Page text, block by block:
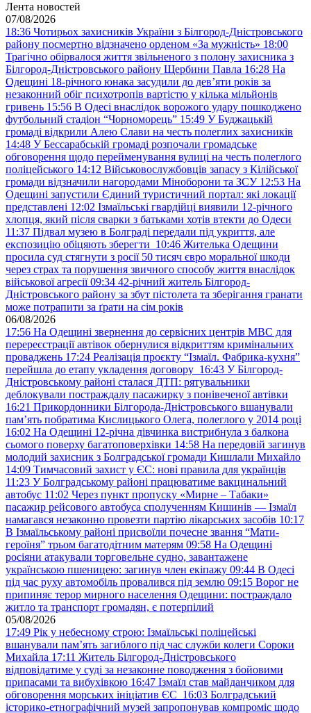
Лента новостей
07/08/2026
18:36 Чотирьох захисників України з Білгород-Дністровського
району посмертно відзначено орденом «За мужність» 18:00
Трагічно обірвалося життя звільненого з полону захисника з
Білгород-Дністровського району Щербини Павла 16:28 На
Одещині 18-річного юнака засудили до дев’яти років за
незаконний обіг психотропів вартістю у кілька мільйонів
гривень 15:56 В Одесі внаслідок ворожого удару пошкоджено
футбольний стадіон “Чорноморець” 15:49 У Буджацькій
громаді відкрили Алею Слави на честь полеглих захисників
14:48 У Бессарабській громаді розпочали громадське
обговорення щодо перейменування вулиці на честь полеглого
поліцейського 14:12 Військовослужбовців запасу з Кілійської
громади відзначили нагородами Міноборони та ЗСУ 12:53 На
Одещині запустили Єдиний туристичний портал: які локації
представлені 12:02 Ізмаїльські гвардійці виявили 12-річного
хлопця, який після сварки з батьками хотів втекти до Одеси
11:37 Підвал музею в Болграді передали під укриття, але
експозицію обіцяють зберегти 10:46 Жителька Одещини
просила суд стягнути з росії 50 тисяч євро моральної шкоди
через страх та порушення звичного способу життя внаслідок
військової агресії 09:34 42-річний житель Білгород-
Дністровського району за збут пістолета та зберігання гранати
може потрапити за ґрати на сім років
06/08/2026
17:56 На Одещині звернення до сервісних центрів МВС для
перереєстрації автівок обернулися відкриттям кримінальних
проваджень 17:24 Реалізація проєкту “Ізмаїл. Фабрика-кухня”
перейшла до етапу укладення договору 16:43 У Білгород-
Дністровському районі сталася ДТП: рятувальники
деблокували постраждалу пасажирку з понівеченої автівки
16:21 Прикордонники Білгорода-Дністровського вшанували
пам’ять побратима Кислицького Олега, полеглого у 2014 році
16:02 На Одещині 12-річна дівчинка вистрибнула з балкона
сьомого поверху багатоповерхівки 14:58 На передовій загинув
молодий захисник з Болградської громади Кишлали Михайло
14:09 Тимчасовий захист у ЄС: нові правила для українців
11:23 У Болградському районі працюватиме вакцинальний
автобус 11:02 Через пункт пропуску «Мирне – Табаки»
пасажир рейсового автобуса сполученням Кишинів — Ізмаїл
намагався незаконно провезти партію лікарських засобів 10:17
В Ізмаїльському районі присвоїли почесне звання “Мати-
героїня” трьом багатодітним матерям 09:58 На Одещині
росіяни атакували торговельне судно, завантажене
українською пшеницею: загинув член екіпажу 09:44 В Одесі
під час руху автомобіль провалився під землю 09:15 Ворог не
припиняє терор мирного населення Одещини: постраждало
житло та транспорт громадян, є потерпілий
05/08/2026
17:49 Рік у небесному строю: Ізмаїльські поліцейські
вшанували пам’ять загиблого під час служби колеги Сороки
Михайла 17:11 Житель Білгород-Дністровського
відповідатиме у суді за незаконне поводження з бойовими
припасами та вибухівкою 16:47 Ізмаїл став майданчиком для
обговорення морських ініціатив ЄС 16:03 Болградський
історико-етнографічний музей запропонував компроміс щодо